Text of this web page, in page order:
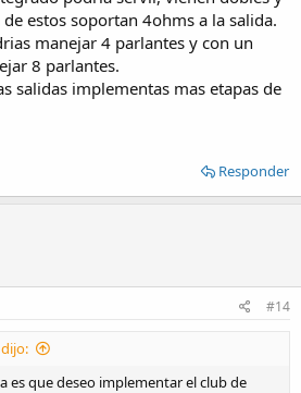
estos soportan 4ohms a la salida.
manejar 4 parlantes y con un
8 parlantes.
salidas implementas mas etapas de
Responder
#14
es que deseo implementar el club de